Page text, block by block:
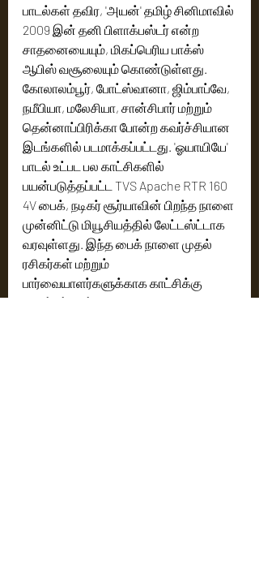
பாடல்கள் தவிர, 'அயன்' தமிழ் சினிமாவில்
2009 இன் தனி பிளாக்பஸ்டர் என்ற
சாதனையையும், மிகப்பெரிய பாக்ஸ்
ஆபிஸ் வசூலையும் கொண்டுள்ளது.
கோலாலம்பூர், போட்ஸ்வானா, ஜிம்பாப்வே,
நமீபியா, மலேசியா, சான்சிபார் மற்றும்
தென்னாப்பிரிக்கா போன்ற கவர்ச்சியான
இடங்களில் படமாக்கப்பட்டது. 'ஓயாயியே'
பாடல் உட்பட பல காட்சிகளில்
பயன்படுத்தப்பட்ட TVS Apache RTR 160
4V பைக், நடிகர் சூர்யாவின் பிறந்த நாளை
முன்னிட்டு மியூசியத்தில் லேட்டஸ்ட்டாக
வரவுள்ளது. இந்த பைக் நாளை முதல்
ரசிகர்கள் மற்றும்
பார்வையாளர்களுக்காக காட்சிக்கு
வைக்கப்படும்.